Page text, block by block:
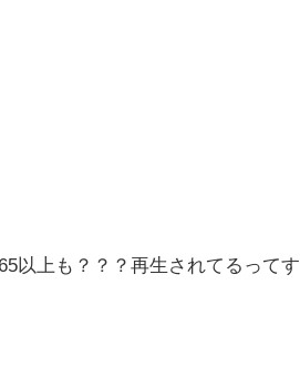
以上も？？？再生されてるってす